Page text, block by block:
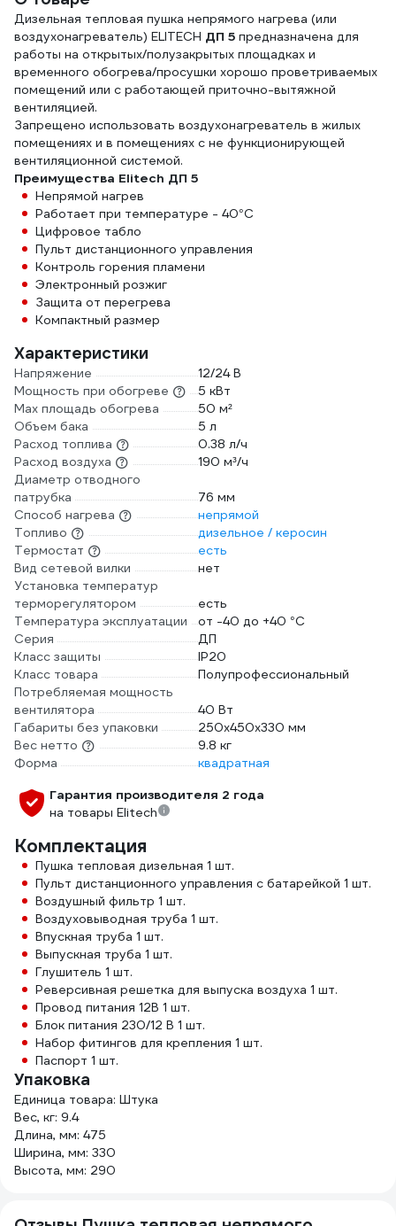
Дизельная тепловая пушка непрямого нагрева (или
воздухонагреватель) ELITECH ДП 5 предназначена для
работы на открытых/полузакрытых площадках и
временного обогрева/просушки хорошо проветриваемых
помещений или с работающей приточно-вытяжной
вентиляцией.
Запрещено использовать воздухонагреватель в жилых
помещениях и в помещениях с не функционирующей
вентиляционной системой.
Преимущества Elitech ДП 5
Непрямой нагрев
Работает при температуре - 40°С
Цифровое табло
Пульт дистанционного управления
Контроль горения пламени
Электронный розжиг
Защита от перегрева
Компактный размер
Характеристики
Напряжение
12/24 В
Мощность при обогреве
5 кВт
Max площадь обогрева
50 м²
Объем бака
5 л
Расход топлива
0.38 л/ч
Расход воздуха
190 м³/ч
Диаметр отводного
патрубка
76 мм
Способ нагрева
непрямой
Топливо
дизельное / керосин
Термостат
есть
Вид сетевой вилки
нет
Установка температур
терморегулятором
есть
Температура эксплуатации
от -40 до +40 °С
Серия
ДП
Класс защиты
IP20
Класс товара
Полупрофессиональный
Потребляемая мощность
вентилятора
40 Вт
Габариты без упаковки
250х450х330 мм
Вес нетто
9.8 кг
Форма
квадратная
Гарантия производителя 2 года
на товары Elitech
Комплектация
Пушка тепловая дизельная 1 шт.
Пульт дистанционного управления с батарейкой 1 шт.
Воздушный фильтр 1 шт.
Воздуховыводная труба 1 шт.
Впускная труба 1 шт.
Выпускная труба 1 шт.
Глушитель 1 шт.
Реверсивная решетка для выпуска воздуха 1 шт.
Провод питания 12В 1 шт.
Блок питания 230/12 В 1 шт.
Набор фитингов для крепления 1 шт.
Паспорт 1 шт.
Упаковка
Единица товара: Штука
Вес, кг: 9.4
Длина, мм: 475
Ширина, мм: 330
Высота, мм: 290